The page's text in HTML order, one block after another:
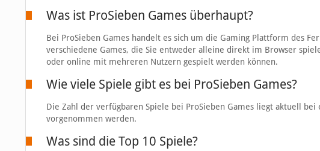
Was ist ProSieben Games überhaupt?
Bei ProSieben Games handelt es sich um die Gaming Plattform des
verschiedene Games, die Sie entweder alleine direkt im Browser
oder online mit mehreren Nutzern gespielt werden können.
Wie viele Spiele gibt es bei ProSieben Games?
Die Zahl der verfügbaren Spiele bei ProSieben Games liegt aktuell
vorgenommen werden.
Was sind die Top 10 Spiele?